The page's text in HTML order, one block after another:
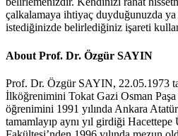
çalkalamaya ihtiyaç duyduğunuzda ya
istediğinizde belirlediğiniz işareti
About Prof. Dr. Özgür SAYIN
Prof. Dr. Özgür SAYIN, 22.05.1973
İlköğrenimini Tokat Gazi Osman
öğrenimini 1991 yılında Ankara
tamamlayıp aynı yıl girdiği